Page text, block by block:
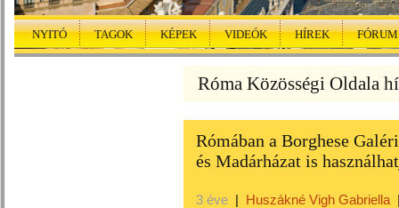
NYITÓ TAGOK KÉPEK VIDEÓK HÍREK FÓRUM
Róma Közösségi Oldala
Rómában a Borghese
és Madárházat is
3 éve | Huszákné Vigh Gabriella